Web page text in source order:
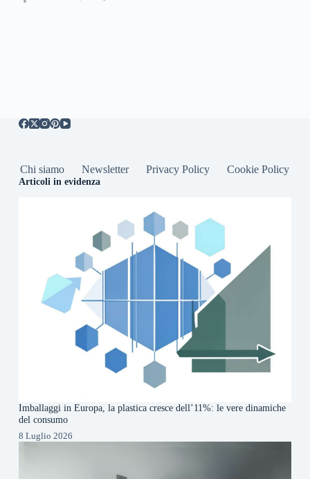
Chi siamo Newsletter Privacy Policy Cookie Policy
Articoli in evidenza
Imballaggi in Europa, la plastica cresce dell’11%: le vere dinamiche
del consumo
8 Luglio 2026